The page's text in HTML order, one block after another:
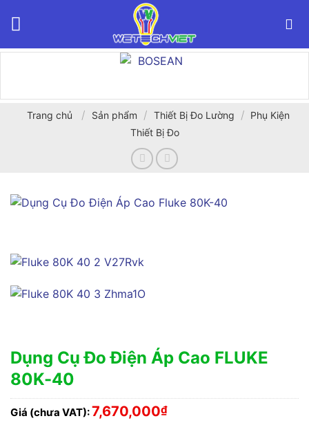
Trang chủ / Sản phẩm / Thiết Bị Đo Lường / Phụ Kiện
Thiết Bị Đo
Dụng Cụ Đo Điện Áp Cao FLUKE
80K-40
Giá (chưa VAT):7,670,000₫